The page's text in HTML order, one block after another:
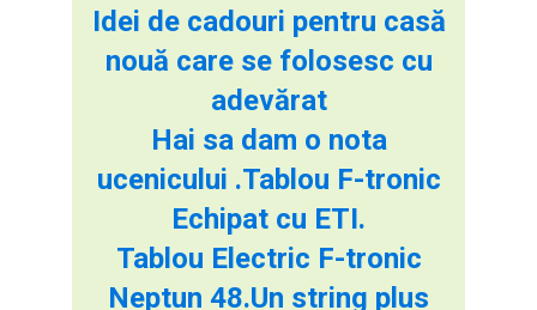
Idei de cadouri pentru casă
nouă care se folosesc cu
adevărat
Hai sa dam o nota
ucenicului .Tablou F-tronic
Echipat cu ETI.
Tablou Electric F-tronic
Neptun 48.Un string plus